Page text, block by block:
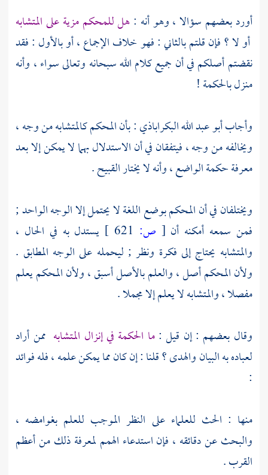
أورد بعضهم سؤالا ، وهو أنه :هل للمحكم مزية على المتشابه
أو لا ؟ فإن قلتم بالثاني : فهو خلاف الإجماع ، أو بالأول : فقد
نقضتم أصلكم في أن جميع كلام الله سبحانه وتعالى سواء ، وأنه
منزل بالحكمة !
وأجابأبو عبد الله البكراباذي: بأن المحكم كالمتشابه من وجه ،
ويخالفه من وجه ، فيتفقان في أن الاستدلال بهما لا يمكن إلا بعد
معرفة حكمة الواضع ، وأنه لا يختار القبيح .
ويختلفان في أن المحكم بوضع اللغة لا يحتمل إلا الوجه الواحد ;
فمن سمعه أمكنه أن [ ص:
يستدل به في الحال ،
والمتشابه يحتاج إلى فكرة ونظر ; ليحمله على الوجه المطابق .
ولأن المحكم أصل ، والعلم بالأصل أسبق ، ولأن المحكم يعلم
مفصلا ، والمتشابه لا يعلم إلا مجملا .
وقال بعضهم : إن قيل :ما الحكمة في إنزال المتشابه ممن أراد
لعباده به البيان والهدى ؟ قلنا : إن كان مما يمكن علمه ، فله فوائد
:
منها : الحث للعلماء على النظر الموجب للعلم بغوامضه ،
والبحث عن دقائقه ، فإن استدعاء الهمم لمعرفة ذلك من أعظم
القرب .